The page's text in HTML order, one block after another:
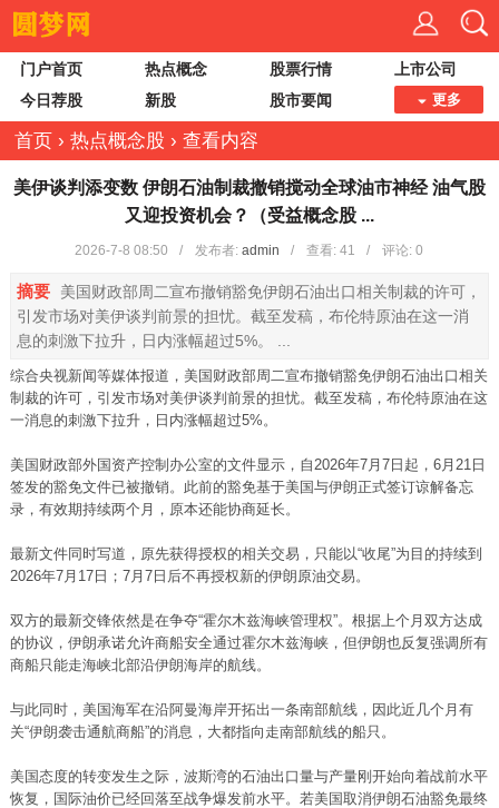
门户首页 热点概念 股票行情
上市公司
今日荐股
新股 股市要闻 更多
首页 › 热点概念股 › 查看内容
美伊谈判添变数 伊朗石油制裁撤销搅动全球油市神经 油气股
又迎投资机会？（受益概念股 ...
2026-7-8 08:50 / 发布者:admin / 查看:41 / 评论: 0
摘要
美国财政部周二宣布撤销豁免伊朗石油出口相关制裁的许可，
引发市场对美伊谈判前景的担忧。截至发稿，布伦特原油在这一消
息的刺激下拉升，日内涨幅超过5%。 ...
综合央视新闻等媒体报道，美国财政部周二宣布撤销豁免伊朗石油出口相关
制裁的许可，引发市场对美伊谈判前景的担忧。截至发稿，布伦特原油在这
一消息的刺激下拉升，日内涨幅超过5%。
美国财政部外国资产控制办公室的文件显示，自2026年7月7日起，6月21日
签发的豁免文件已被撤销。此前的豁免基于美国与伊朗正式签订谅解备忘
录，有效期持续两个月，原本还能协商延长。
最新文件同时写道，原先获得授权的相关交易，只能以“收尾”为目的持续到
2026年7月17日；7月7日后不再授权新的伊朗原油交易。
双方的最新交锋依然是在争夺“霍尔木兹海峡管理权”。根据上个月双方达成
的协议，伊朗承诺允许商船安全通过霍尔木兹海峡，但伊朗也反复强调所有
商船只能走海峡北部沿伊朗海岸的航线。
与此同时，美国海军在沿阿曼海岸开拓出一条南部航线，因此近几个月有
关“伊朗袭击通航商船”的消息，大都指向走南部航线的船只。
美国态度的转变发生之际，波斯湾的石油出口量与产量刚开始向着战前水平
恢复，国际油价已经回落至战争爆发前水平。若美国取消伊朗石油豁免最终